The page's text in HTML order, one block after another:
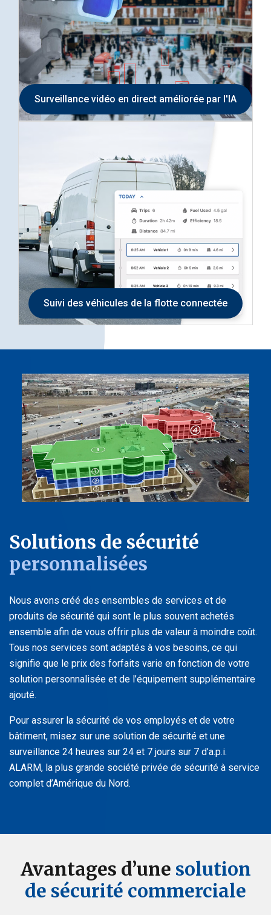
Surveillance vidéo en direct améliorée par l'IA
Suivi des véhicules de la flotte connectée
Solutions de sécurité
personnalisées
Nous avons créé des ensembles de services et de
produits de sécurité qui sont le plus souvent achetés
ensemble afin de vous offrir plus de valeur à moindre coût.
Tous nos services sont adaptés à vos besoins, ce qui
signifie que le prix des forfaits varie en fonction de votre
solution personnalisée et de l’équipement supplémentaire
ajouté.
Pour assurer la sécurité de vos employés et de votre
bâtiment, misez sur une solution de sécurité et une
surveillance 24 heures sur 24 et 7 jours sur 7 d’a.p.i.
ALARM, la plus grande société privée de sécurité à service
complet d’Amérique du Nord.
Avantages d’une solution
de sécurité commerciale